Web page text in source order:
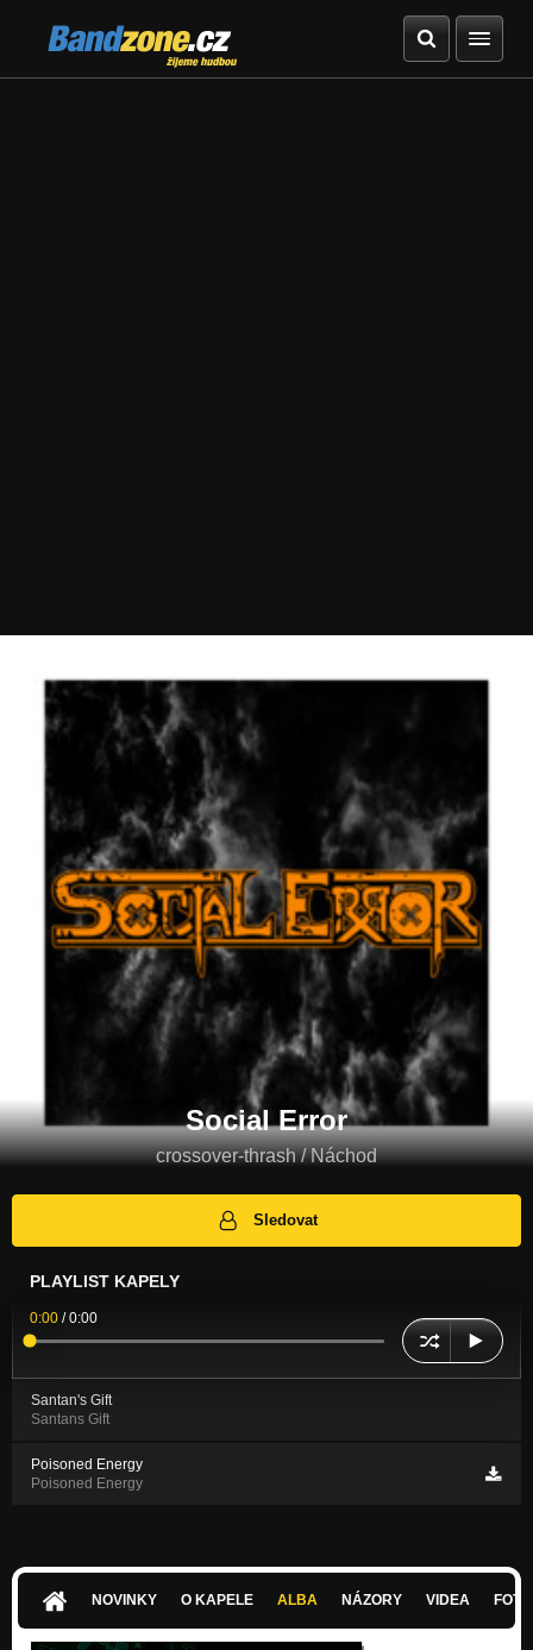
Bandzone.cz
žijeme hudbou
Social Error
crossover-thrash / Náchod
Sledovat
PLAYLIST KAPELY
0:00 /0:00
Santan's Gift
Santans Gift
Poisoned Energy
Poisoned Energy
NOVINKY O KAPELE ALBA NÁZORY VIDEA